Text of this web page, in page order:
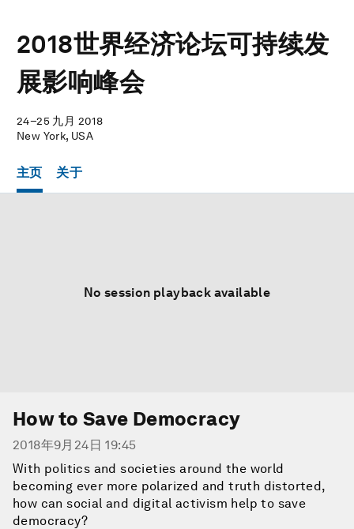
2018世界经济论坛可持续发
展影响峰会
24–25 九月 2018
New York, USA
主页 关于
No session playback available
How to Save Democracy
2018年9月24日 19:45
With politics and societies around the world
becoming ever more polarized and truth distorted,
how can social and digital activism help to save
democracy?